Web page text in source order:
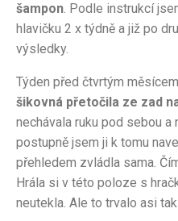
šampon. Podle instrukcí
hlavičku 2 x týdně a již po
výsledky.
Týden před čtvrtým
šikovná přetočila ze zad
nechávala ruku pod sebou a
postupně jsem ji k tomu
přehledem zvládla sama.
Hrála si v této poloze s
neutekla. Ale to trvalo asi